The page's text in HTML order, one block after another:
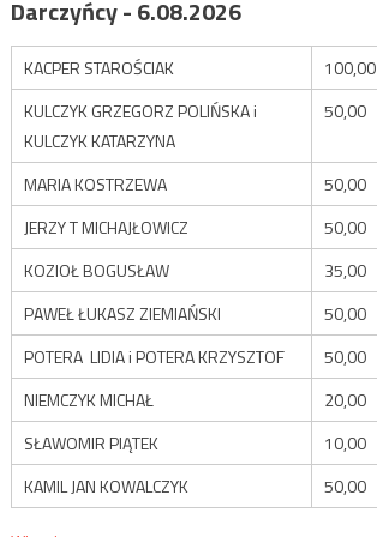
Darczyńcy - 6.08.2026
KACPER STAROŚCIAK
100,00
KULCZYK GRZEGORZ POLIŃSKA i
KULCZYK KATARZYNA
50,00
MARIA KOSTRZEWA
50,00
JERZY T MICHAJŁOWICZ
50,00
KOZIOŁ BOGUSŁAW
35,00
PAWEŁ ŁUKASZ ZIEMIAŃSKI
50,00
POTERA LIDIA i POTERA KRZYSZTOF
50,00
NIEMCZYK MICHAŁ
20,00
SŁAWOMIR PIĄTEK
10,00
KAMIL JAN KOWALCZYK
50,00